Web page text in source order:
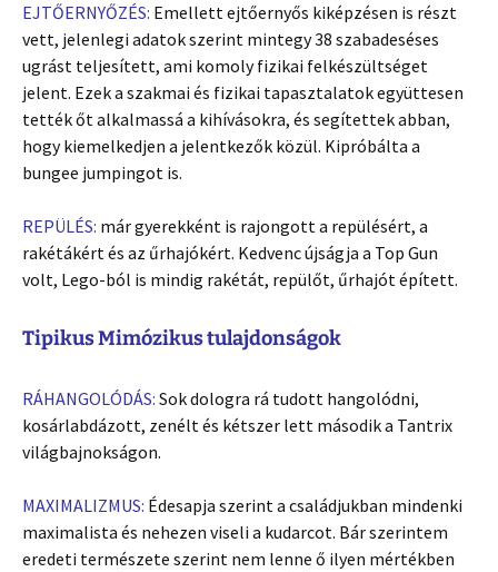
EJTŐERNYŐZÉS: Emellett ejtőernyős kiképzésen is részt
vett, jelenlegi adatok szerint mintegy 38 szabadeséses
ugrást teljesített, ami komoly fizikai felkészültséget
jelent. Ezek a szakmai és fizikai tapasztalatok együttesen
tették őt alkalmassá a kihívásokra, és segítettek abban,
hogy kiemelkedjen a jelentkezők közül. Kipróbálta a
bungee jumpingot is.
REPÜLÉS: már gyerekként is rajongott a repülésért, a
rakétákért és az űrhajókért. Kedvenc újságja a Top Gun
volt, Lego-ból is mindig rakétát, repülőt, űrhajót épített.
Tipikus Mimózikus tulajdonságok
RÁHANGOLÓDÁS: Sok dologra rá tudott hangolódni,
kosárlabdázott, zenélt és kétszer lett második a Tantrix
világbajnokságon.
MAXIMALIZMUS: Édesapja szerint a családjukban mindenki
maximalista és nehezen viseli a kudarcot. Bár szerintem
eredeti természete szerint nem lenne ő ilyen mértékben